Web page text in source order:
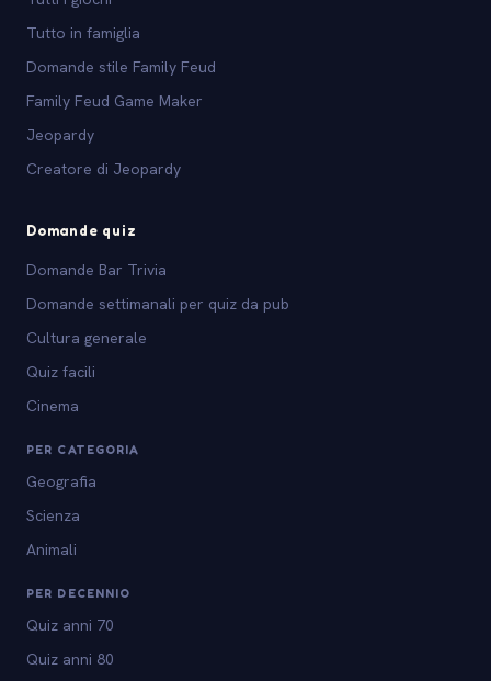
Tutto in famiglia
Domande stile Family Feud
Family Feud Game Maker
Jeopardy
Creatore di Jeopardy
Domande quiz
Domande Bar Trivia
Domande settimanali per quiz da pub
Cultura generale
Quiz facili
Cinema
PER CATEGORIA
Geografia
Scienza
Animali
PER DECENNIO
Quiz anni 70
Quiz anni 80